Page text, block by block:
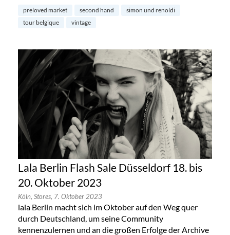
preloved market second hand
simon und renoldi
tour belgique
vintage
Lala Berlin Flash Sale Düsseldorf 18. bis
20. Oktober 2023
Köln, Stores, 7. Oktober 2023
lala Berlin macht sich im Oktober auf den Weg quer
durch Deutschland, um seine Community
kennenzulernen und an die großen Erfolge der Archive